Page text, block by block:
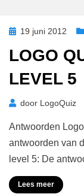
Geplaatst
19 juni 2012
LOGO
LEVEL 5
door LogoQuiz
Antwoorden
antwoorden van
level 5: De
Lees meer